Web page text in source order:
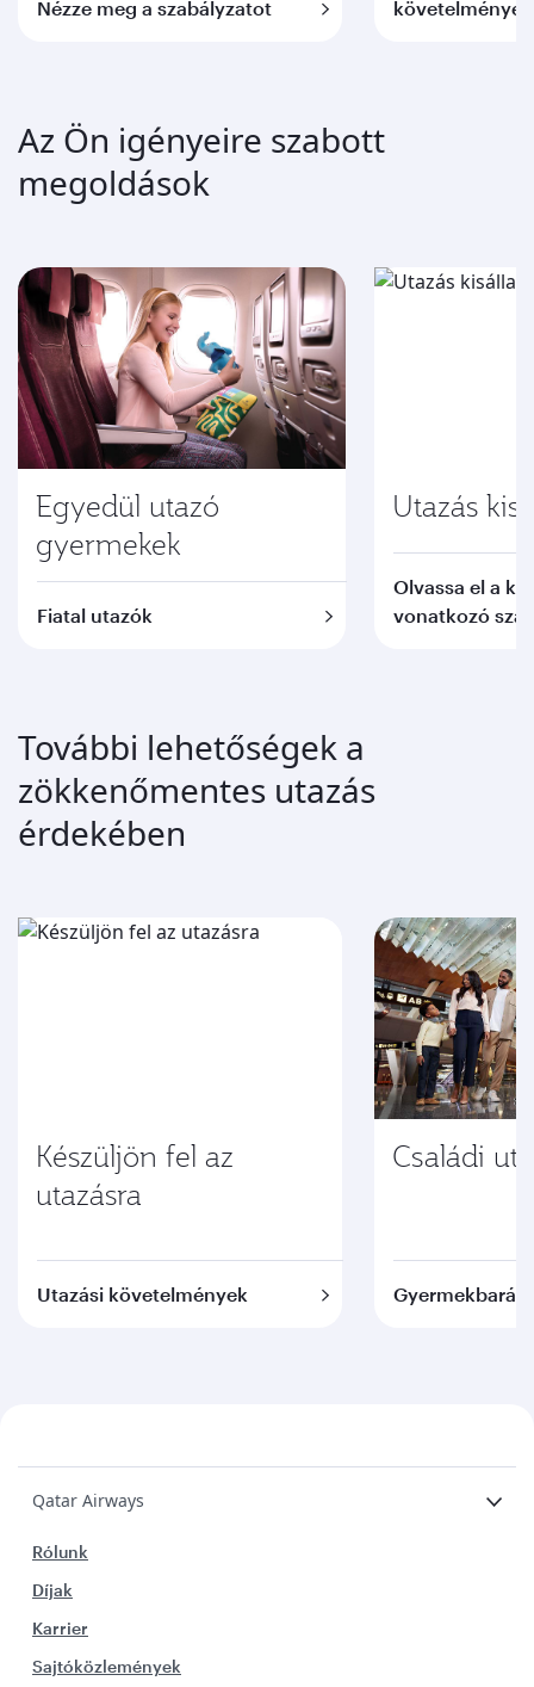
Nézze meg a szabályzatot
Az Ön igényeire szabott
megoldások
Egyedül utazó
gyermekek
Fiatal utazók
Utazás
Olvassa el a
vonatkozó
További lehetőségek a
zökkenőmentes utazás
érdekében
Készüljön fel az
utazásra
Utazási követelmények
Családi
Gyermekbarát
Qatar Airways
Rólunk
Díjak
Karrier
Sajtóközlemények